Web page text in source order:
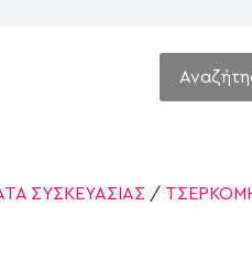
ΣΥΣΚΕΥΑΣΙΑΣ /